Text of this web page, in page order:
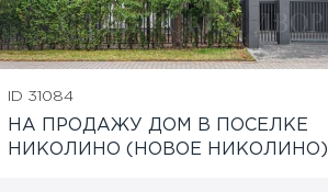
ID 31084
НА ПРОДАЖУ ДОМ В ПОСЕЛКЕ
НИКОЛИНО (НОВОЕ НИКОЛИНО)